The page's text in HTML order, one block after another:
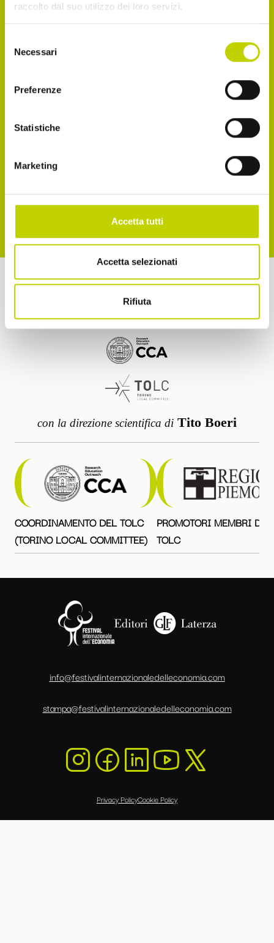
raccolto dal suo utilizzo dei loro servizi.
delNecessari
Preferenze
Statistiche
Marketing
Accetta tutti
Accetta selezionati
Rifiuta
Dichiaro di avere più di 14 anni
Accetto di ricevere comunicazioni, come
indicato nel punto 2.b dell'informativa ex art. 13
Reg. UE 2016/679
ISCRIVITI
a cura di
con la direzione scientifica di Tito Boeri
COORDINAMENTO DEL TOLC
(TORINO LOCAL COMMITTEE)
PROMOTORI MEMBRI DEL
TOLC
info@festivalinternazionaledelleconomia.com
stampa@festivalinternazionaledelleconomia.com
Privacy PolicyCookie Policy